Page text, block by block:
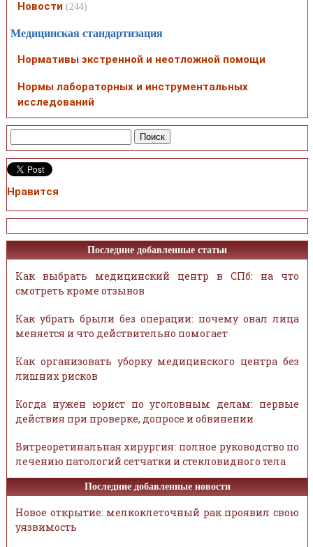
Новости (244)
Медицинская стандартизация
Нормативы экстренной и неотложной помощи
Нормы лабораторных и инструментальных
исследований
Нравится
Последние добавленные статьи
Как выбрать медицинский центр в СПб: на что
смотреть кроме отзывов
Как убрать брыли без операции: почему овал лица
меняется и что действительно помогает
Как организовать уборку медицинского центра без
лишних рисков
Когда нужен юрист по уголовным делам: первые
действия при проверке, допросе и обвинении
Витреоретинальная хирургия: полное руководство по
лечению патологий сетчатки и стекловидного тела
Последние добавленные новости
Новое открытие: мелкоклеточный рак проявил свою
уязвимость